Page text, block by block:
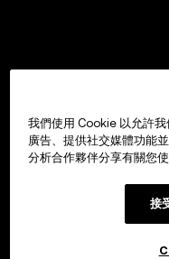
我們使用 Cookie 以允許
廣告、提供社交媒體功能
分析合作夥伴分享有關您
接